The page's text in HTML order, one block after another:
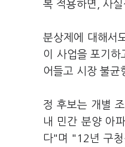
복 적용하면, 사
분상제에 대해서
이 사업을 포기하
어들고 시장 불균
정 후보는 개별
내 민간 분양 아
다"며 "12년 구청